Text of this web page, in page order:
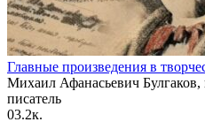
Главные произведения в
Михаил Афанасьевич
писатель
03.2к.